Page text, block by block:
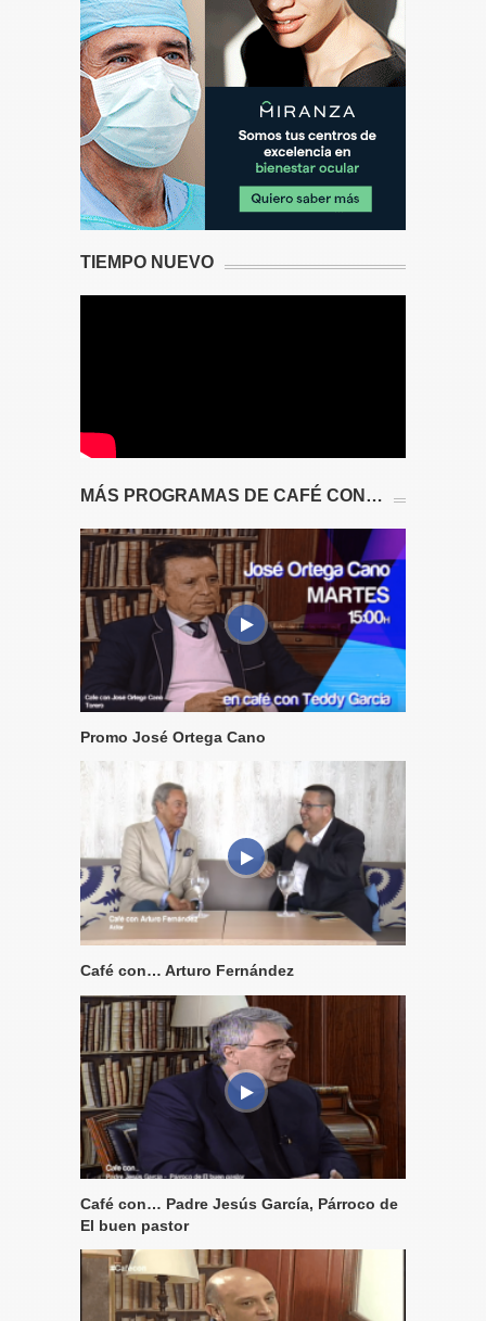
TIEMPO NUEVO
MÁS PROGRAMAS DE CAFÉ CON…
Promo José Ortega Cano
Café con… Arturo Fernández
Café con… Padre Jesús García, Párroco de
El buen pastor